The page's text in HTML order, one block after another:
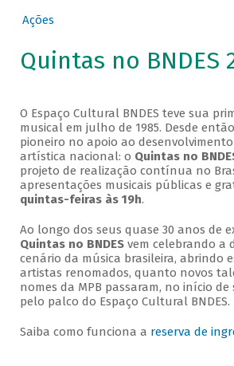
Ações
Quintas no BNDES
O Espaço Cultural BNDES teve sua
musical em julho de 1985. Desde
pioneiro no apoio ao
artística nacional: o Quintas no
projeto de realização contínua no
apresentações musicais públicas e
quintas-feiras às 19h.
Ao longo dos seus quase 30 anos de
Quintas no BNDESvem celebrando a
cenário da música brasileira, abrindo
artistas renomados, quanto novos
nomes da MPB passaram, no início de
pelo palco do Espaço Cultural BNDES.
Saiba como funciona a reserva de